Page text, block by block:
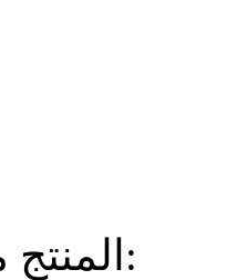
المنتج متوفر ايضا في: